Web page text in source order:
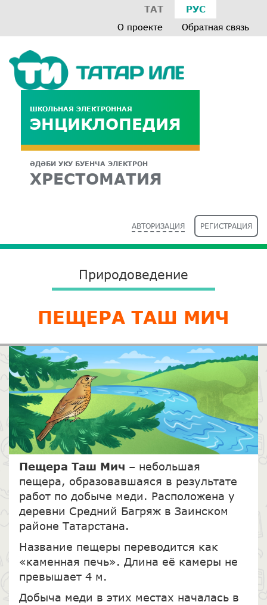
ТАТ РУС
О проекте Обратная связь
ШКОЛЬНАЯ ЭЛЕКТРОННАЯ
ЭНЦИКЛОПЕДИЯ
ӘДӘБИ УКУ БУЕНЧА ЭЛЕКТРОН
ХРЕСТОМАТИЯ
АВТОРИЗАЦИЯ РЕГИСТРАЦИЯ
Природоведение
ПЕЩЕРА ТАШ МИЧ
Пещера Таш Мич – небольшая
пещера, образовавшаяся в результате
работ по добыче меди. Расположена у
деревни Средний Багряж в Заинском
районе Татарстана.
Название пещеры переводится как
«каменная печь». Длина её камеры не
превышает 4 м.
Добыча меди в этих местах началась в